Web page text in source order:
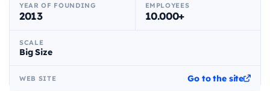
YEAR OF FOUNDING
2013
EMPLOYEES
10.000+
SCALE
Big Size
WEB SITE Go to the site